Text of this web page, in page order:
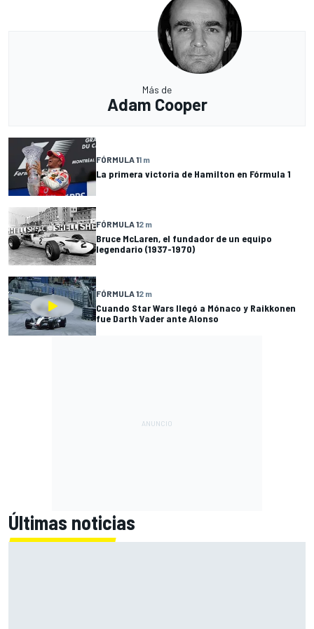
Más de
Adam Cooper
FÓRMULA 11 m
La primera victoria de Hamilton en Fórmula 1
FÓRMULA 12 m
Bruce McLaren, el fundador de un equipo
legendario (1937-1970)
FÓRMULA 12 m
Cuando Star Wars llegó a Mónaco y Raikkonen
fue Darth Vader ante Alonso
Últimas noticias